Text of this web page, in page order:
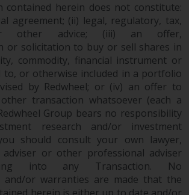
sich positiv oder negativ
Wert von auf
lautenden
auswirken.
Anlagen,
alternative Fonds
Markets,
ein
Risiko und
langfristig anzusehen.
Instrumente können
hohen Risiko
contained herein does not constitute:
agreement; (ii) legal, regulatory, tax,
other advice; (iii) an offer,
or solicitation to buy or sell shares in
commodity, financial instrument or
to, or otherwise included in a portfolio
by Redwheel; or (iv) an offer to
transaction whatsoever (each a
Group bears no responsibility
research and/or investment
should consult your own lawyer,
adviser or other professional adviser
into any Transaction. No
and/or warranties are made that the